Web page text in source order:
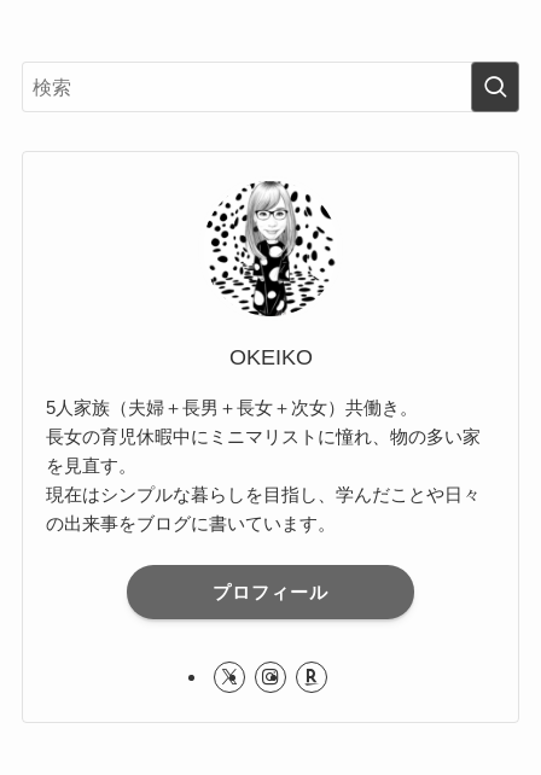
OKEIKO
5人家族（夫婦＋長男＋長女＋次女）共働き。
長女の育児休暇中にミニマリストに憧れ、物の多い家
を見直す。
現在はシンプルな暮らしを目指し、学んだことや日々
の出来事をブログに書いています。
プロフィール